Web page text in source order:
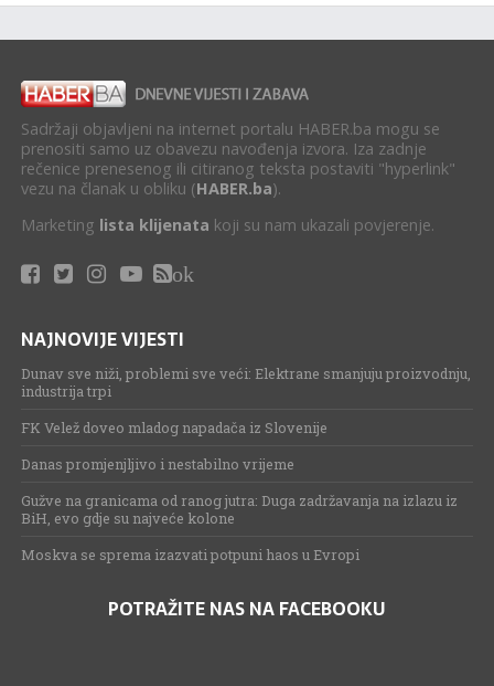
Sadržaji objavljeni na internet portalu HABER.ba mogu se
prenositi samo uz obavezu navođenja izvora. Iza zadnje
rečenice prenesenog ili citiranog teksta postaviti "hyperlink"
vezu na članak u obliku (HABER.ba).
Marketing lista klijenata koji su nam ukazali povjerenje.
ok
NAJNOVIJE VIJESTI
Dunav sve niži, problemi sve veći: Elektrane smanjuju proizvodnju,
industrija trpi
FK Velež doveo mladog napadača iz Slovenije
Danas promjenjljivo i nestabilno vrijeme
Gužve na granicama od ranog jutra: Duga zadržavanja na izlazu iz
BiH, evo gdje su najveće kolone
Moskva se sprema izazvati potpuni haos u Evropi
POTRAŽITE NAS NA FACEBOOKU